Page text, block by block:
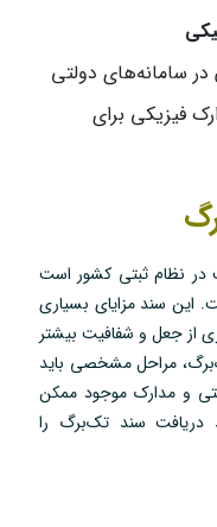
سامانه‌های دولتی
فیزیکی برای
در نظام ثبتی کشور است
این سند مزایای بسیاری
از جعل و شفافیت بیشتر
مراحل مشخصی باید
و مدارک موجود ممکن
دریافت سند تک‌برگ را